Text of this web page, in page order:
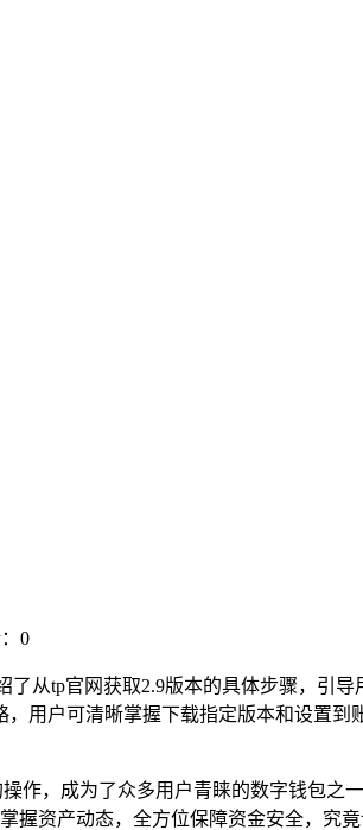
0
了从tp官网获取2.9版本的具体步骤，引
用户可清晰掌握下载指定版本和设置到
作，成为了众多用户青睐的数字钱包之
资产动态，全方位保障资金安全，究